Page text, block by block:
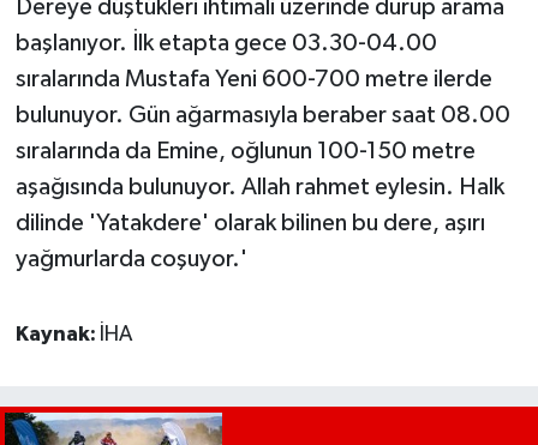
Dereye düştükleri ihtimali üzerinde durup arama
başlanıyor. İlk etapta gece 03.30-04.00
sıralarında Mustafa Yeni 600-700 metre ilerde
bulunuyor. Gün ağarmasıyla beraber saat 08.00
sıralarında da Emine, oğlunun 100-150 metre
aşağısında bulunuyor. Allah rahmet eylesin. Halk
dilinde 'Yatakdere' olarak bilinen bu dere, aşırı
yağmurlarda coşuyor.'
Kaynak: İHA